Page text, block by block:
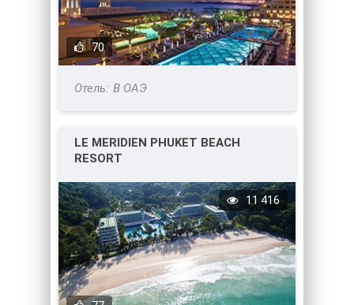
70
В ОАЭ
LE MERIDIEN PHUKET BEACH
RESORT
11 416